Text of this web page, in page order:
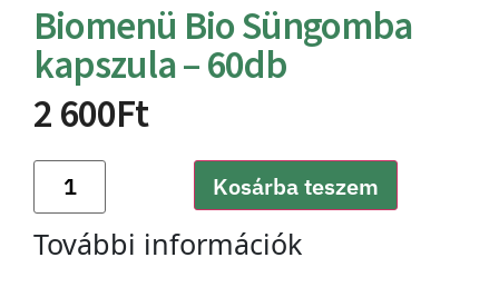
Biomenü Bio Süngomba
kapszula – 60db
2 600Ft
Kosárba teszem
További információk